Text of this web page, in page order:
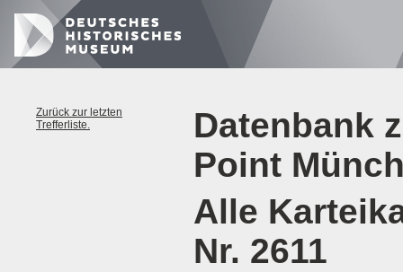
Zurück zur letzten
Trefferliste.
Datenbank
Point
Alle
Nr. 2611